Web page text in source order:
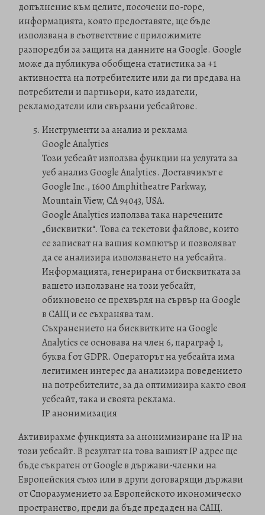
допълнение към целите, посочени по-горе,
информацията, която предоставяте, ще бъде
използвана в съответствие с приложимите
разпоредби за защита на данните на Google. Google
може да публикува обобщена статистика за +1
активността на потребителите или да ги предава на
потребители и партньори, като издатели,
рекламодатели или свързани уебсайтове.
Инструменти за анализ и реклама
Google Analytics
Този уебсайт използва функции на услугата за
уеб анализ Google Analytics. Доставчикът е
Google Inc., 1600 Amphitheatre Parkway,
Mountain View, CA 94043, USA.
Google Analytics използва така наречените
„бисквитки“. Това са текстови файлове, които
се записват на вашия компютър и позволяват
да се анализира използването на уебсайта.
Информацията, генерирана от бисквитката за
вашето използване на този уебсайт,
обикновено се прехвърля на сървър на Google
в САЩ и се съхранява там.
Съхранението на бисквитките на Google
Analytics се основава на член 6, параграф 1,
буква f от GDPR. Операторът на уебсайта има
легитимен интерес да анализира поведението
на потребителите, за да оптимизира както своя
уебсайт, така и своята реклама.
IP анонимизация
Активирахме функцията за анонимизиране на IP на
този уебсайт. В резултат на това вашият IP адрес ще
бъде съкратен от Google в държави-членки на
Европейския съюз или в други договарящи държави
от Споразумението за Европейското икономическо
пространство, преди да бъде предаден на САЩ.